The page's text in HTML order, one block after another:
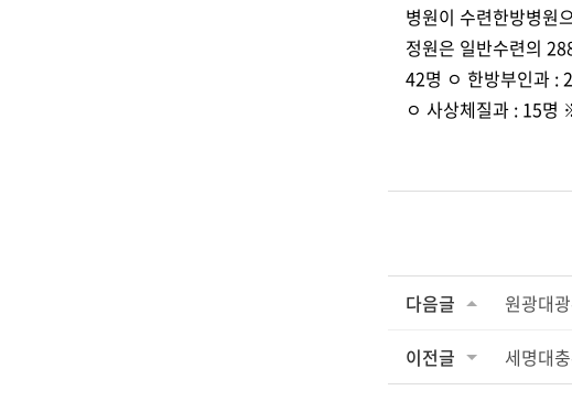
병원이 수련한방병원
정원은 일반수련의
42명 ㅇ 한방부인과 :
ㅇ 사상체질과 : 15명
다음글 원광대
이전글 세명대